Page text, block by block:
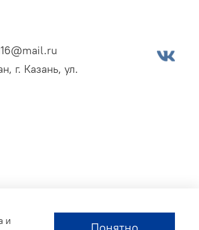
г. Казань, ул.
и